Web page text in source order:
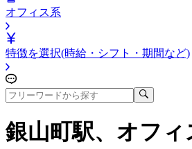
オフィス系
特徴を選択(時給・シフト・期間など)
銀山町駅、オフィ